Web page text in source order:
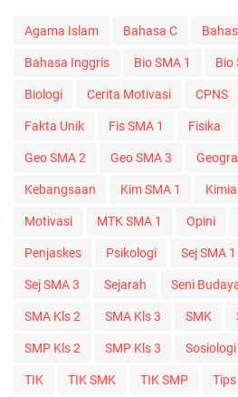
Agama Islam Bahasa C
Bahasa Inggris Bio SMA 1 Bio
Biologi Cerita Motivasi CPNS
Fakta Unik Fis SMA 1 Fisika
Geo SMA 2 Geo SMA 3
Kebangsaan Kim SMA 1 Kimia
Motivasi MTK SMA 1 Opini
Penjaskes Psikologi Sej SMA 1
Sej SMA 3 Sejarah Seni
SMA Kls 2 SMA Kls 3 SMK
SMP Kls 2 SMP Kls 3 Sosiologi
TIK TIK SMK TIK SMP Tips